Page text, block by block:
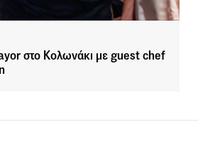
στο Κολωνάκι με guest chef